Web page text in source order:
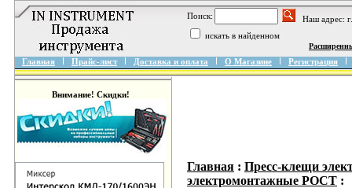
Поиск:
Наш адрес:
искать в найденном
Главная Прайс-лист Доставка и оплата О Магазине Регистрация
Внимание! Скидки!
Главная : Пресс-клещи
электромонтажные РОСТ :